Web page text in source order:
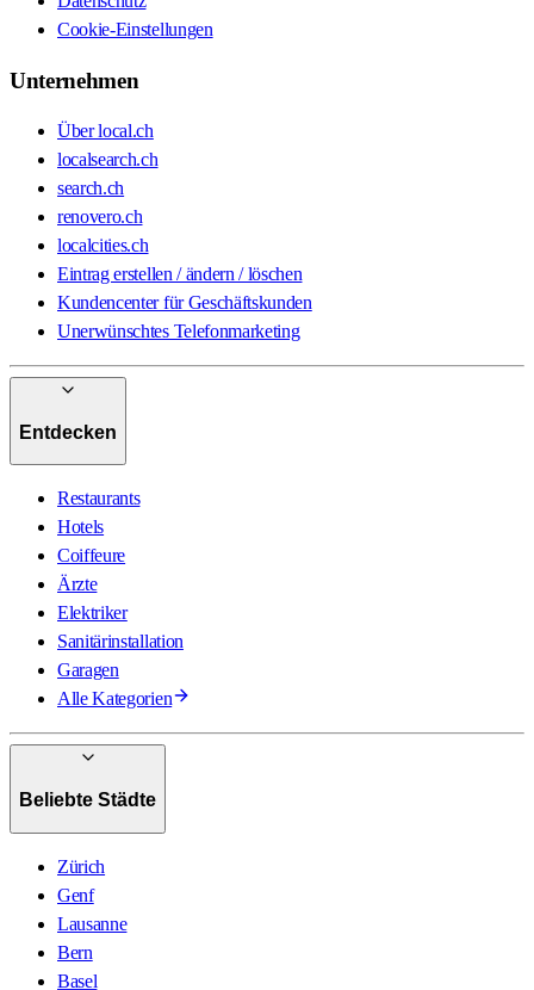
Cookie-Einstellungen
Unternehmen
Über local.ch
localsearch.ch
search.ch
renovero.ch
localcities.ch
Eintrag erstellen / ändern / löschen
Kundencenter für Geschäftskunden
Unerwünschtes Telefonmarketing
Entdecken
Restaurants
Hotels
Coiffeure
Ärzte
Elektriker
Sanitärinstallation
Garagen
Alle Kategorien
Beliebte Städte
Zürich
Genf
Lausanne
Bern
Basel